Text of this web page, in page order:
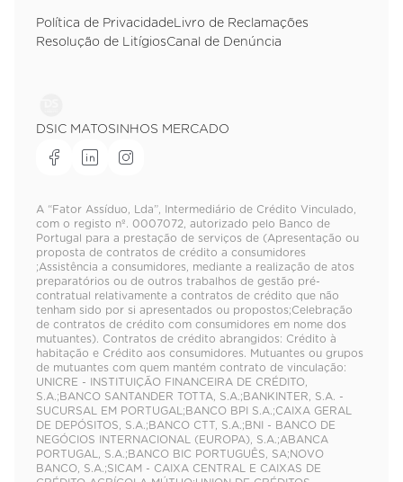
Política de PrivacidadeLivro de Reclamações
Resolução de LitígiosCanal de Denúncia
DSIC MATOSINHOS MERCADO
A “Fator Assíduo, Lda”, Intermediário de Crédito Vinculado,
com o registo nº. 0007072, autorizado pelo Banco de
Portugal para a prestação de serviços de (Apresentação ou
proposta de contratos de crédito a consumidores
;Assistência a consumidores, mediante a realização de atos
preparatórios ou de outros trabalhos de gestão pré-
contratual relativamente a contratos de crédito que não
tenham sido por si apresentados ou propostos;Celebração
de contratos de crédito com consumidores em nome dos
mutuantes). Contratos de crédito abrangidos: Crédito à
habitação e Crédito aos consumidores. Mutuantes ou grupos
de mutuantes com quem mantém contrato de vinculação:
UNICRE - INSTITUIÇÃO FINANCEIRA DE CRÉDITO,
S.A.;BANCO SANTANDER TOTTA, S.A.;BANKINTER, S.A. -
SUCURSAL EM PORTUGAL;BANCO BPI S.A.;CAIXA GERAL
DE DEPÓSITOS, S.A.;BANCO CTT, S.A.;BNI - BANCO DE
NEGÓCIOS INTERNACIONAL (EUROPA), S.A.;ABANCA
PORTUGAL, S.A.;BANCO BIC PORTUGUÊS, SA;NOVO
BANCO, S.A.;SICAM - CAIXA CENTRAL E CAIXAS DE